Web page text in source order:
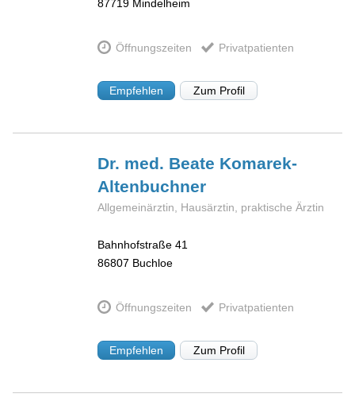
87719 Mindelheim
Öffnungszeiten Privatpatienten
Empfehlen Zum Profil
Dr. med. Beate Komarek-
Altenbuchner
Allgemeinärztin, Hausärztin, praktische Ärztin
Bahnhofstraße 41
86807 Buchloe
Öffnungszeiten Privatpatienten
Empfehlen Zum Profil